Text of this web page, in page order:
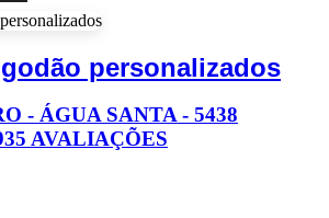
personalizados
- ÁGUA SANTA - 5438
AVALIAÇÕES